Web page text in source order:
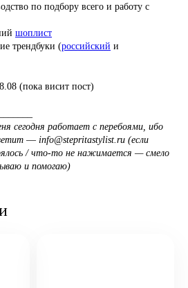
по подбору всего и работу с
шоплист
трендбуки (российский и
(пока висит пост)
сегодня работает с перебоями, ибо
— info@stepritastylist.ru (если
/ что-то не нажимается — смело
и помогаю)